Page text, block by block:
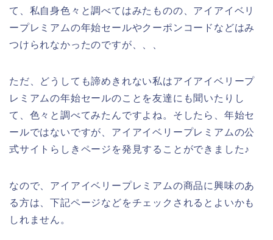
て、私自身色々と調べてはみたものの、アイアイベリ
ープレミアムの年始セールやクーポンコードなどはみ
つけられなかったのですが、、、
ただ、どうしても諦めきれない私はアイアイベリープ
レミアムの年始セールのことを友達にも聞いたりし
て、色々と調べてみたんですよね。そしたら、年始セ
ールではないですが、アイアイベリープレミアムの公
式サイトらしきページを発見することができました♪
なので、アイアイベリープレミアムの商品に興味のあ
る方は、下記ページなどをチェックされるとよいかも
しれません。